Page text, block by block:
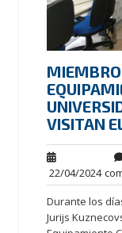
VISITAN
22/04/2024
Durante los
Jurijs